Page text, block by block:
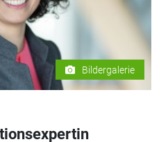
Bildergalerie